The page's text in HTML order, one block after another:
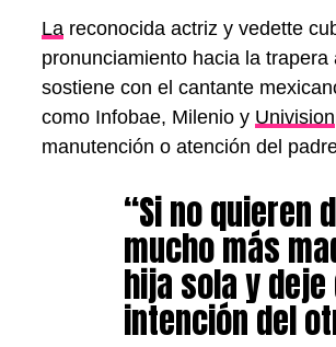
Lareconocida actriz y vedette
pronunciamiento hacia la
sostiene con el cantante
como Infobae, Milenio y Univision
manutención o atención del
“Si no quieren
mucho más
hija sola y
intención del